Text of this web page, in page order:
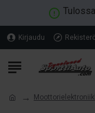
Kirjaudu